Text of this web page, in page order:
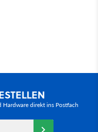
Hardware direkt ins Postfach